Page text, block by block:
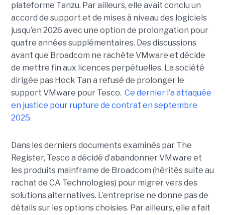
plateforme Tanzu. Par ailleurs, elle avait conclu un
accord de support et de mises à niveau des logiciels
jusqu’en 2026 avec une option de prolongation pour
quatre années supplémentaires. Des discussions
avant que Broadcom ne rachète VMware et décide
de mettre fin aux licences perpétuelles. La société
dirigée pas Hock Tan a refusé de prolonger le
support VMware pour Tesco. Ce dernier l’a attaquée
en justice pour rupture de contrat en septembre
2025.
Dans les derniers documents examinés par The
Register, Tesco a décidé d’abandonner VMware et
les produits mainframe de Broadcom (hérités suite au
rachat de CA Technologies) pour migrer vers des
solutions alternatives. L’entreprise ne donne pas de
détails sur les options choisies. Par ailleurs, elle a fait